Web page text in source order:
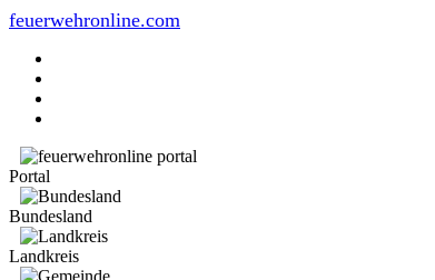
feuerwehronline.com
Portal
Bundesland
Landkreis